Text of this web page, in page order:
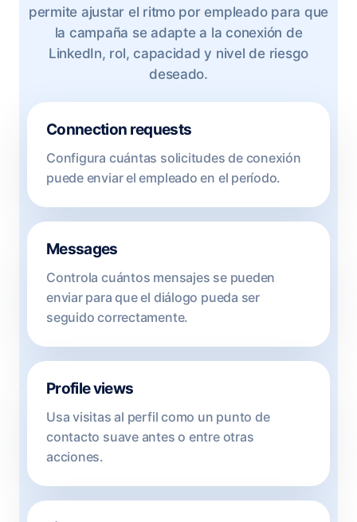
permite ajustar el ritmo por empleado para que
la campaña se adapte a la conexión de
LinkedIn, rol, capacidad y nivel de riesgo
deseado.
Connection requests
Configura cuántas solicitudes de conexión
puede enviar el empleado en el período.
Messages
Controla cuántos mensajes se pueden
enviar para que el diálogo pueda ser
seguido correctamente.
Profile views
Usa visitas al perfil como un punto de
contacto suave antes o entre otras
acciones.